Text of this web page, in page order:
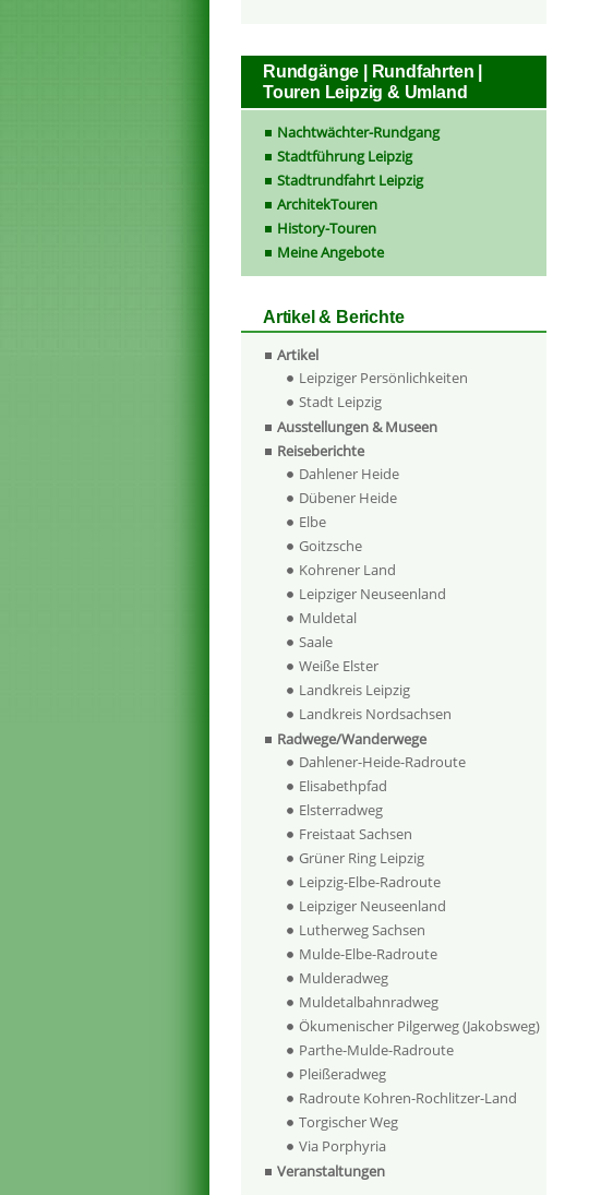
Rundgänge | Rundfahrten |
Touren Leipzig & Umland
Nachtwächter-Rundgang
Stadtführung Leipzig
Stadtrundfahrt Leipzig
ArchitekTouren
History-Touren
Meine Angebote
Artikel & Berichte
Artikel
Leipziger Persönlichkeiten
Stadt Leipzig
Ausstellungen & Museen
Reiseberichte
Dahlener Heide
Dübener Heide
Elbe
Goitzsche
Kohrener Land
Leipziger Neuseenland
Muldetal
Saale
Weiße Elster
Landkreis Leipzig
Landkreis Nordsachsen
Radwege/Wanderwege
Dahlener-Heide-Radroute
Elisabethpfad
Elsterradweg
Freistaat Sachsen
Grüner Ring Leipzig
Leipzig-Elbe-Radroute
Leipziger Neuseenland
Lutherweg Sachsen
Mulde-Elbe-Radroute
Mulderadweg
Muldetalbahnradweg
Ökumenischer Pilgerweg (Jakobsweg)
Parthe-Mulde-Radroute
Pleißeradweg
Radroute Kohren-Rochlitzer-Land
Torgischer Weg
Via Porphyria
Veranstaltungen